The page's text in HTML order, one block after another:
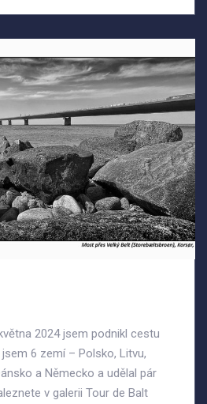
2024 jsem podnikl cestu
6 zemí – Polsko, Litvu,
a Německo a udělal pár
v galerii Tour de Balt